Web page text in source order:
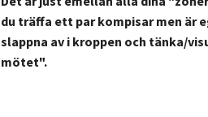
du träffa ett par kompisar men är
slappna av i kroppen och tänka/
mötet".